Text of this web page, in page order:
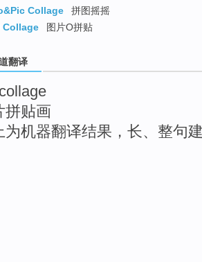
Collage
拼图摇摇
Collage
图片O拼贴
翻译
拼贴画
为机器翻译结果，长、整句